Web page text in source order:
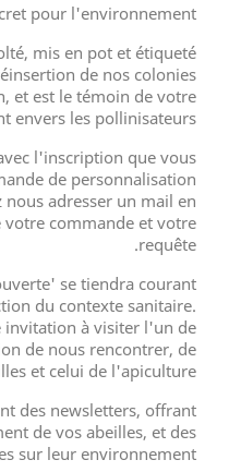
pour l'environnement
mis en pot et étiqueté
de nos colonies
et est le témoin de votre
envers les pollinisateurs.
l'inscription que vous
de personnalisation
adresser un mail en
commande et votre
requête.
se tiendra courant
du contexte sanitaire.
invitation à visiter l'un de
de nous rencontrer, de
et celui de l'apiculture.
des newsletters, offrant
de vos abeilles, et des
sur leur environnement.